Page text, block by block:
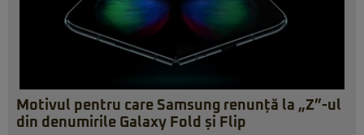
Motivul pentru care Samsung renunță la „Z”-ul
din denumirile Galaxy Fold și Flip